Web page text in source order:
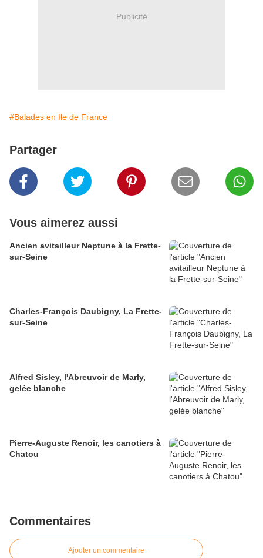
Publicité
#Balades en Ile de France
Partager
Vous aimerez aussi
Ancien avitailleur Neptune à la Frette-
sur-Seine
Charles-François Daubigny, La Frette-
sur-Seine
Alfred Sisley, l'Abreuvoir de Marly,
gelée blanche
Pierre-Auguste Renoir, les canotiers à
Chatou
Commentaires
Ajouter un commentaire